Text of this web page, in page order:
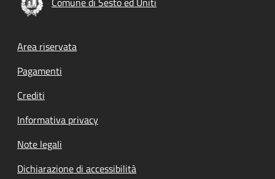
Footer menu
Area riservata
Pagamenti
Crediti
Informativa privacy
Note legali
Dichiarazione di accessibilità